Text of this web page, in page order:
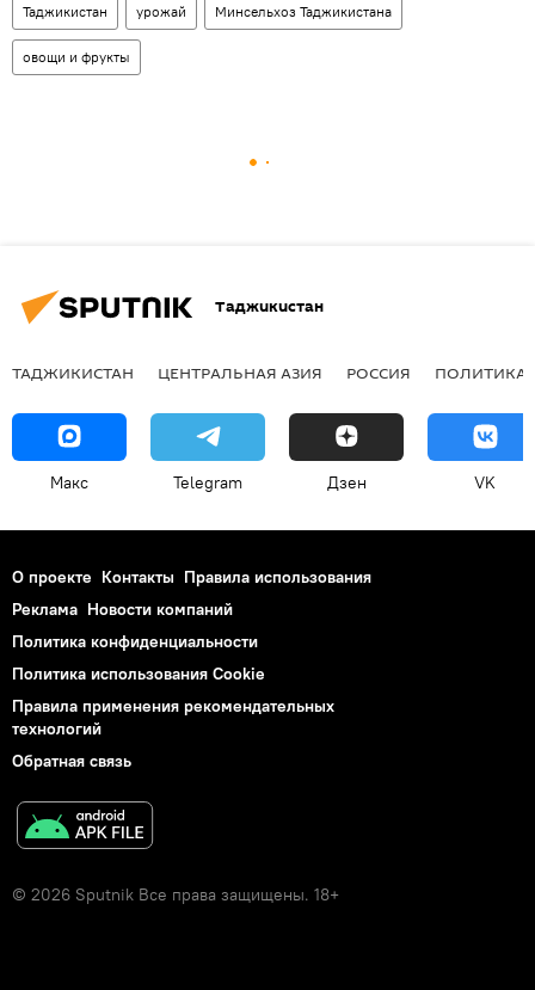
Таджикистан урожай Минсельхоз Таджикистана
овощи и фрукты
Таджикистан
ТАДЖИКИСТАН ЦЕНТРАЛЬНАЯ АЗИЯ РОССИЯ ПОЛИТИКА
Макс Telegram Дзен VK
О проекте Контакты Правила использования
Реклама Новости компаний
Политика конфиденциальности
Политика использования Cookie
Правила применения рекомендательных
технологий
Обратная связь
© 2026 Sputnik Все права защищены. 18+